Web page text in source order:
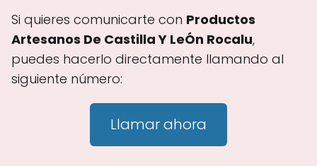
Si quieres comunicarte con Productos
Artesanos De Castilla Y LeÓn Rocalu,
puedes hacerlo directamente llamando al
siguiente número:
Llamar ahora